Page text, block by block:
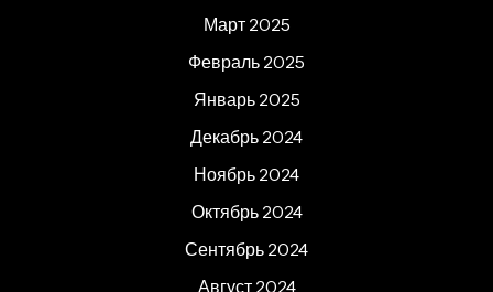
Март 2025
Февраль 2025
Январь 2025
Декабрь 2024
Ноябрь 2024
Октябрь 2024
Сентябрь 2024
Август 2024